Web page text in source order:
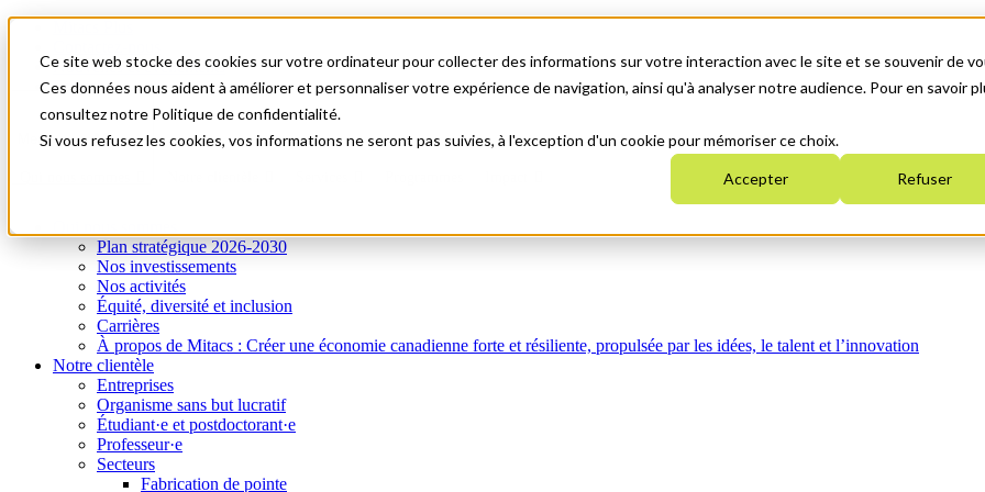
Ce site web stocke des cookies sur votre ordinateur pour collecter des informations sur votre interaction avec le site et se souvenir de
Ces données nous aident à améliorer et personnaliser votre expérience de navigation, ainsi qu'à analyser notre audience. Pour en savoir
consultez notre Politique de confidentialité.
Si vous refusez les cookies, vos informations ne seront pas suivies, à l'exception d'un cookie pour mémoriser ce choix.
Accepter Refuser
Nouvelles et événements
English
Commençons!
Menu A0
Plan stratégique 2026-2030
Nos investissements
Nos activités
Équité, diversité et inclusion
Carrières
À propos de Mitacs : Créer une économie canadienne forte et résiliente, propulsée par les idées, le talent et l’innovation
Notre clientèle
Entreprises
Organisme sans but lucratif
Étudiant·e et postdoctorant·e
Professeur·e
Secteurs
Fabrication de pointe